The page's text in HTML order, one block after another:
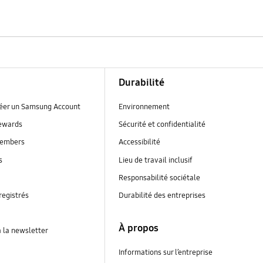
un Samsung Account
la newsletter
Durabilité
Environnement
Sécurité et confidentialité
Accessibilité
Lieu de travail inclusif
Responsabilité sociétale
Durabilité des entreprises
À propos
Informations sur l’entreprise